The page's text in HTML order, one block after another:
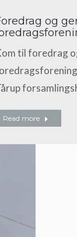
og
til foredrag
Read more